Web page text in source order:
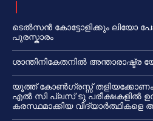
ടെൽസൻ കോട്ടോളിക്കും ലിയോ
പുരസ്കാരം
ശാന്തിനികേതനിൽ അന്താരാഷ്ട്ര
യൂത്ത് കോൺഗ്രസ്സ് തളിയക്കോണം
എൽ സി പ്ലസ് ടു പരീക്ഷകളിൽ
കരസ്ഥമാക്കിയ വിദ്യാർത്ഥികളെ